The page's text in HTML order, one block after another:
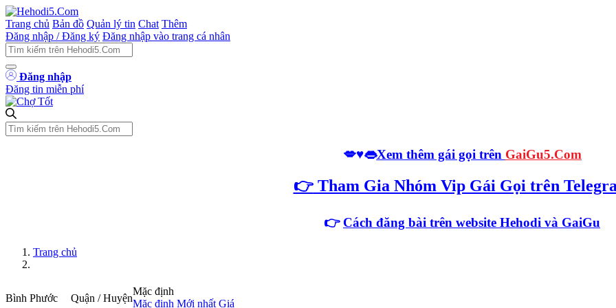
Trang chủ Bản đồ Quản lý tin Chat Thêm
Đăng nhập / Đăng ký Đăng nhập vào trang cá nhân
Đăng nhập
Đăng tin miễn phí
💋♥️👄Xem thêm gái gọi trên GaiGu5.Com
👉Tham Gia Nhóm Vip Gái Gọi trên
👉 Cách đăng bài trên website Hehodi và GaiGu
Trang chủ
Bình Phước Quận / Huyện
Mặc định
Mặc định Mới nhất Giá